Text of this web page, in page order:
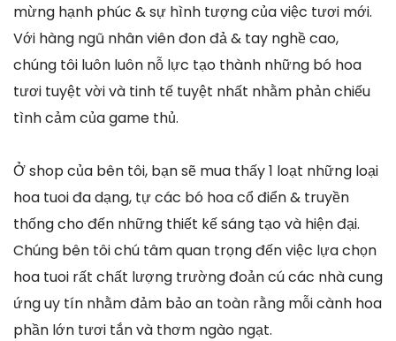
mừng hạnh phúc & sự hình tượng của việc tươi mới.
Với hàng ngũ nhân viên đon đả & tay nghề cao,
chúng tôi luôn luôn nỗ lực tạo thành những bó hoa
tươi tuyệt vời và tinh tế tuyệt nhất nhằm phản chiếu
tình cảm của game thủ.
Ở shop của bên tôi, bạn sẽ mua thấy 1 loạt những loại
hoa tuoi đa dạng, tự các bó hoa cổ điển & truyền
thống cho đến những thiết kế sáng tạo và hiện đại.
Chúng bên tôi chú tâm quan trọng đến việc lựa chọn
hoa tuoi rất chất lượng trường đoản cú các nhà cung
ứng uy tín nhằm đảm bảo an toàn rằng mỗi cành hoa
phần lớn tươi tắn và thơm ngào ngạt.